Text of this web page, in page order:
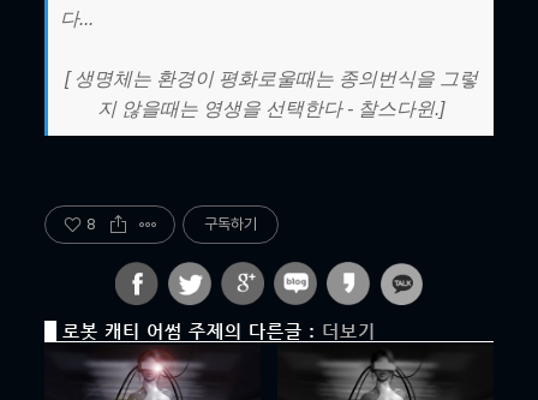
다...
[ 생명체는 환경이 평화로울때는 종의번식을 그렇
지 않을때는 영생을 선택한다 - 찰스다윈.]
8 구독하기
로봇 캐티 어썸 주제의 다른글 : 더보기